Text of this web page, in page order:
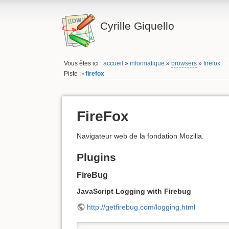
Cyrille Giquello
Vous êtes ici :accueil »informatique » browsers »firefox
Piste : • firefox
FireFox
Navigateur web de la fondation Mozilla.
Plugins
FireBug
JavaScript Logging with Firebug
http://getfirebug.com/logging.html